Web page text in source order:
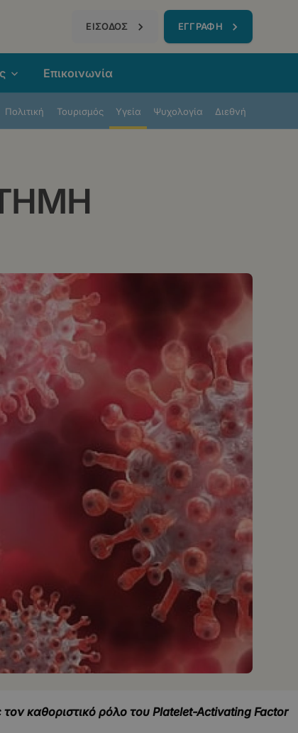
ΕΙΣΟΔΟΣ ΕΓΓΡΑΦΗ
Πολιτική Τουρισμός Υγεία Ψυχολογία Διεθνή
Επικοινωνία
καθοριστικό ρόλο του Platelet-Activating Factor